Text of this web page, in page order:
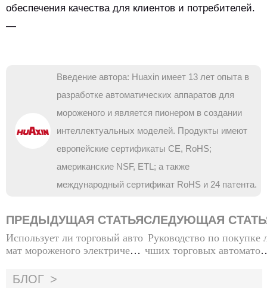
обеспечения качества для клиентов и потребителей.
—
Введение автора: Huaxin имеет 13 лет опыта в
разработке автоматических аппаратов для
мороженого и является пионером в создании
интеллектуальных моделей. Продукты имеют
европейские сертификаты CE, RoHS;
американские NSF, ETL; а также
международный сертификат RoHS и 24 патента.
ПРЕДЫДУЩАЯ СТАТЬЯ
Использует ли торговый авто
мат мороженого электричест
СЛЕДУЮЩАЯ
Руководство по покупке
чших торговых
БЛОГ